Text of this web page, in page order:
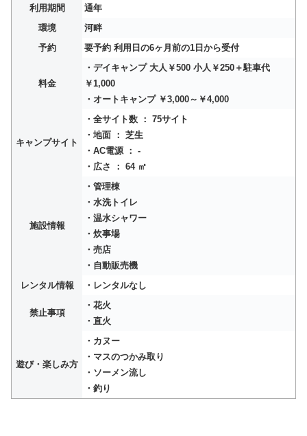
利用期間
通年
環境
河畔
予約
要予約 利用日の6ヶ月前の1日から受付
料金
・デイキャンプ 大人￥500 小人￥250＋駐車代
￥1,000
・オートキャンプ ￥3,000～￥4,000
キャンプサイト
・全サイト数 ： 75サイト
・地面 ： 芝生
・AC電源 ： -
・広さ ： 64 ㎡
施設情報
・管理棟
・水洗トイレ
・温水シャワー
・炊事場
・売店
・自動販売機
レンタル情報
・レンタルなし
禁止事項
・花火
・直火
遊び・楽しみ方
・カヌー
・マスのつかみ取り
・ソーメン流し
・釣り